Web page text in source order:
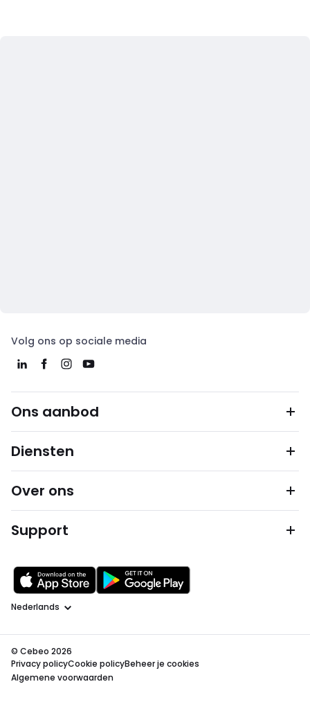
Volg ons op sociale media
Ons aanbod
Diensten
Over ons
Support
Taal
© Cebeo 2026
Privacy policyCookie policyBeheer je cookies
Algemene voorwaarden